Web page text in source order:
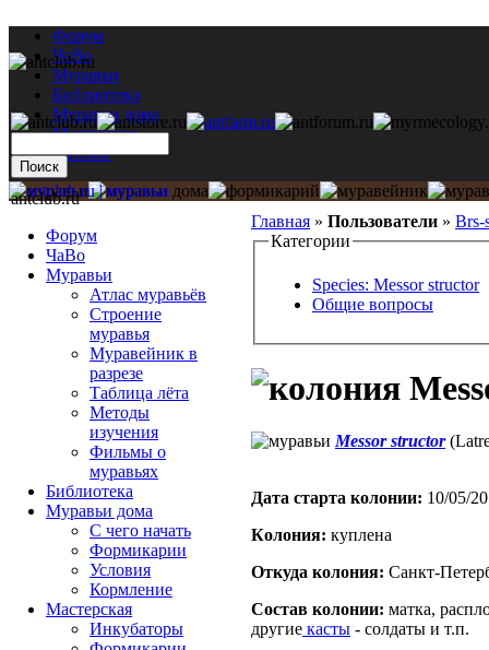
Форум
ЧаВо
Муравьи
Библиотека
Муравьи дома
Мастерская
Каталог
Главная » Пользователи » Brs-
Категории
Species: Messor structor
Общие вопросы
Messor structor
Дата старта кoлонии: 10/05/
Кoлония: куплена
Откуда кoлония: Санкт-
Состав кoлонии: матка,
другие касты - солдаты и т.п.
antclub.ru
Форум
ЧаВо
Муравьи
Атлас муравьёв
Строение
муравья
Муравейник в
разрезе
Таблица лёта
Методы
изучения
Фильмы о
муравьях
Библиотека
Муравьи дома
С чего начать
Формикарии
Условия
Кормление
Мастерская
Инкубаторы